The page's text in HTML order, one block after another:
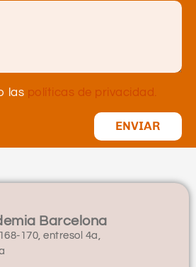
las políticas de privacidad.
ENVIAR
Barcelona
170, entresol 4a,